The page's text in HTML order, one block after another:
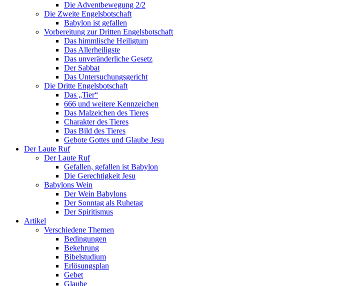
Die Adventbewegung 2/2
Die Zweite Engelsbotschaft
Babylon ist gefallen
Vorbereitung zur Dritten Engelsbotschaft
Das himmlische Heiligtum
Das Allerheiligste
Das unveränderliche Gesetz
Der Sabbat
Das Untersuchungsgericht
Die Dritte Engelsbotschaft
Das „Tier“
666 und weitere Kennzeichen
Das Malzeichen des Tieres
Charakter des Tieres
Das Bild des Tieres
Gebote Gottes und Glaube Jesu
Der Laute Ruf
Der Laute Ruf
Gefallen, gefallen ist Babylon
Die Gerechtigkeit Jesu
Babylons Wein
Der Wein Babylons
Der Sonntag als Ruhetag
Der Spiritismus
Artikel
Verschiedene Themen
Bedingungen
Bekehrung
Bibelstudium
Erlösungsplan
Gebet
Glaube